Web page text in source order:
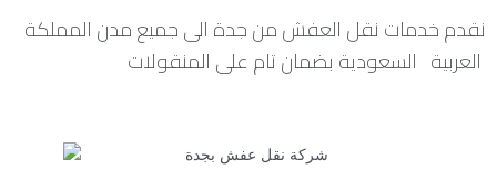
نقدم خدمات نقل العفش من جدة الى جميع مدن المملكة